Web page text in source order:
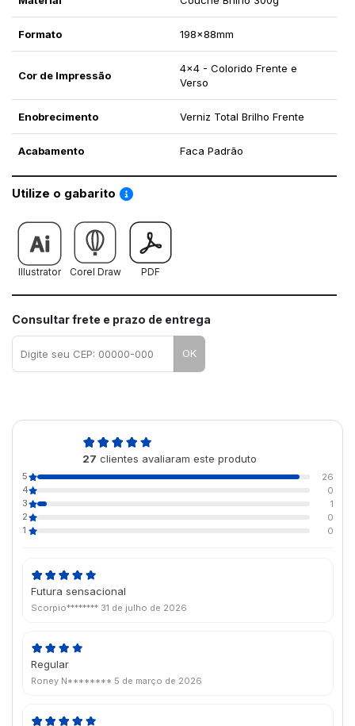
Formato 198x88mm
Cor de Impressão
4x4 - Colorido Frente e
Verso
Enobrecimento Verniz Total Brilho Frente
Acabamento Faca Padrão
Utilize o gabarito Saiba como utilizar os nossos gabaritos
Illustrator Corel Draw PDF
Consultar frete e prazo de entrega
OK
27 clientes avaliaram este produto
5
26
4
0
3
1
2
0
1
0
Futura sensacional
Scorpio******** 31 de julho de 2026
Regular
Roney N******** 5 de março de 2026